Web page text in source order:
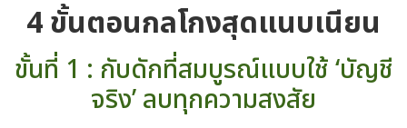
4 ขั้นตอนกลโกงสุดแนบเนียน
ขั้นที่ 1 : กับดักที่สมบูรณ์แบบใช้ ‘บัญชี
จริง’ ลบทุกความสงสัย